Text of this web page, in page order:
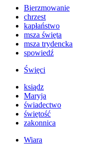
Bierzmowanie
chrzest
kapłaństwo
msza święta
msza trydencka
spowiedź
Święci
ksiądz
Maryja
świadectwo
świętość
zakonnica
Wiara